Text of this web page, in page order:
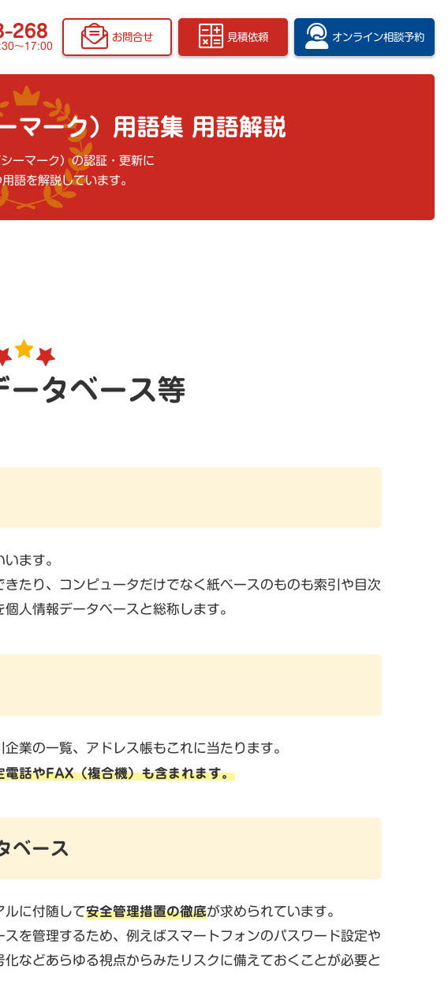
268
〜17:00
お問合せ 見積依頼 オンライン相談予約
マーク）用語集 用語解説
ーマーク）の認証・更新に
語を解説しています。
ータベース等
ます。
たり、コンピュータだけでなく紙ベースのものも索引や目次
個人情報データベースと総称します。
業の一覧、アドレス帳もこれに当たります。
話やFAX（複合機）も含まれます。
ベース
ルに付随して安全管理措置の徹底が求められています。
を管理するため、例えばスマートフォンのパスワード設定や
などあらゆる視点からみたリスクに備えておくことが必要と